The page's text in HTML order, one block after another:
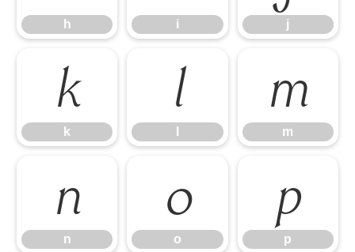
h i j
k
k
l m
m
n
n
o
o
p
p